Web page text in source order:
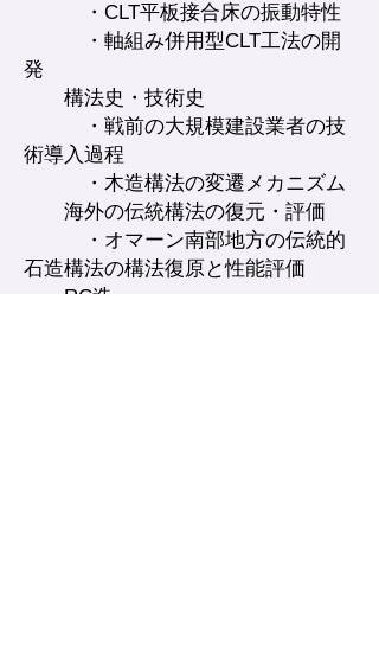
・CLT平板接合床の振動特性
・軸組み併用型CLT工法の開
発
構法史・技術史
・戦前の大規模建設業者の技
術導入過程
・木造構法の変遷メカニズム
海外の伝統構法の復元・評価
・オマーン南部地方の伝統的
石造構法の構法復原と性能評価
RC造